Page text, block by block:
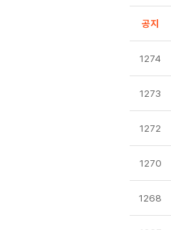
공지
1274
1273
1272
1270
1268